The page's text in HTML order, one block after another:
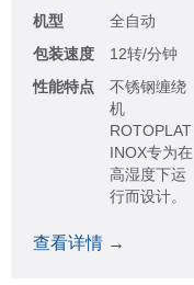
机型
全自动
包装速度
12转/分钟
性能特点
不锈钢缠绕
机
ROTOPLAT
INOX专为在
高湿度下运
行而设计。
查看详情 →